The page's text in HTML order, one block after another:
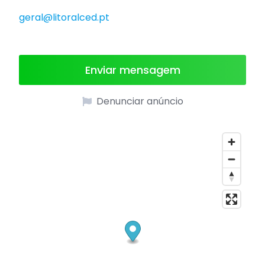
geral@litoralced.pt
Enviar mensagem
Denunciar anúncio